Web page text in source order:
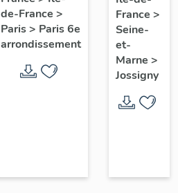
escalier de
l' hôtel de
(non étudié)
de-France >
Paris> Paris 6e
arrondissement
France >
Seine-
et-
Marne >
Jossigny